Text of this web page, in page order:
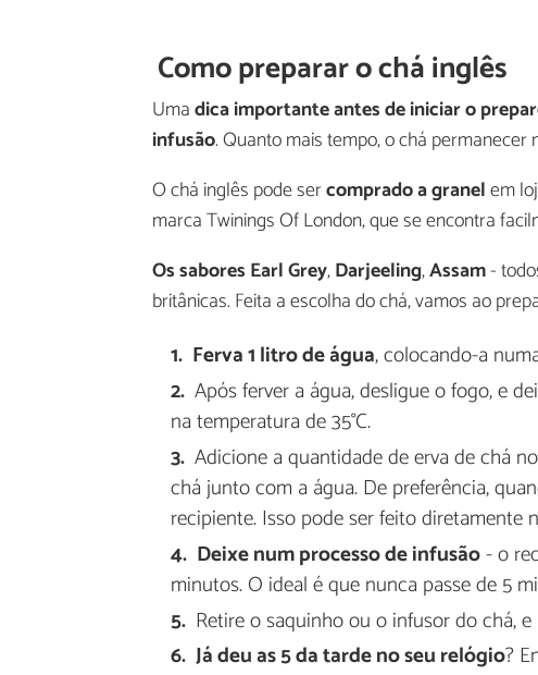
Como preparar o chá inglês
Umadica importante antes de iniciar o
infusão. Quanto mais tempo, o chá
O chá inglês pode sercomprado a granelem
marca Twinings Of London, que se encontra
Os sabores Earl Grey,Darjeeling,Assam-
britânicas. Feita a escolha do chá, vamos ao
Ferva 1 litro de água, colocando-a
Após ferver a água, desligue o fogo, e
na temperatura de 35°C.
Adicione a quantidade de erva de chá
chá junto com a água. De preferência,
recipiente. Isso pode ser feito diretamente
Deixe num processo de infusão- o
minutos. O ideal é que nunca passe de 5
Retire o saquinho ou o infusor do chá,
Já deu as 5 da tarde no seu relógio?